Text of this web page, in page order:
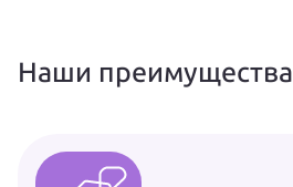
Наши преимущества